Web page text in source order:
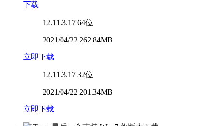
下载
12.11.3.17 64位
2021/04/22 262.84MB
立即下载
12.11.3.17 32位
2021/04/22 201.34MB
立即下载